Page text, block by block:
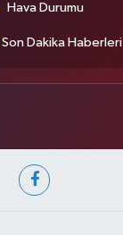
Hava Durumu
Son Dakika Haberleri